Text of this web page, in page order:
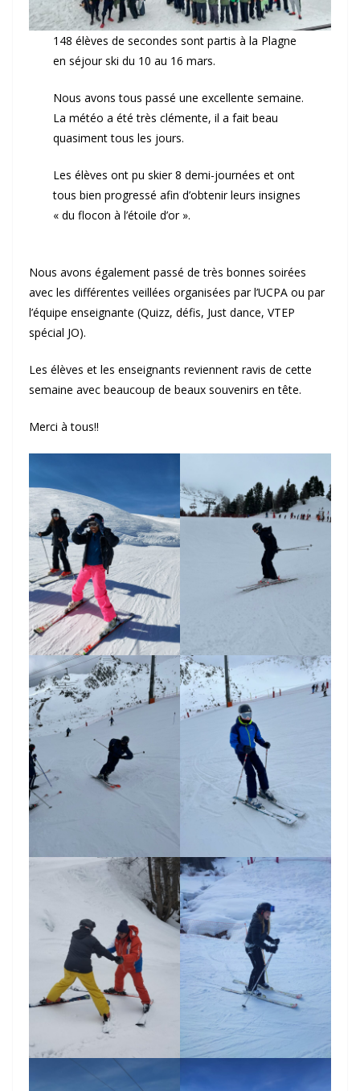
148 élèves de secondes sont partis à la Plagne
en séjour ski du 10 au 16 mars.
Nous avons tous passé une excellente semaine.
La météo a été très clémente, il a fait beau
quasiment tous les jours.
Les élèves ont pu skier 8 demi-journées et ont
tous bien progressé afin d’obtenir leurs insignes
« du flocon à l’étoile d’or ».
Nous avons également passé de très bonnes soirées
avec les différentes veillées organisées par l’UCPA ou par
l’équipe enseignante (Quizz, défis, Just dance, VTEP
spécial JO).
Les élèves et les enseignants reviennent ravis de cette
semaine avec beaucoup de beaux souvenirs en tête.
Merci à tous!!